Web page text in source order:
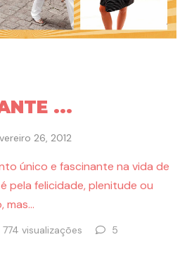
...
26, 2012
único e fascinante na vida de
pela felicidade, plenitude ou
mas…
774 visualizações
5